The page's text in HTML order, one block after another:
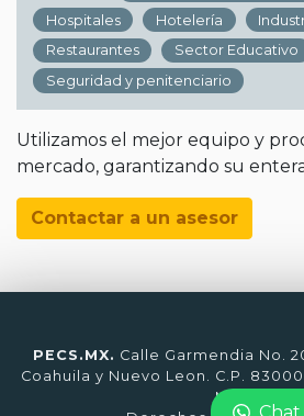
Hospitales
Hotelería
Restaurantes
Sector Educativo
Seguridad y penitenciario
Utilizamos el mejor equipo y
mercado, garantizando su
Contactar a un asesor
PECS.MX. Calle Garmendia No.
Coahuila y Nuevo Leon. C.P.
México.